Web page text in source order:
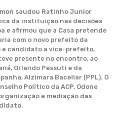
saudou Ratinho Junior
da instituição nas decisões
e afirmou que a Casa pretende
com o novo prefeito da
candidato a vice-prefeito,
presente no encontro, ao
Orlando Pessuti e da
Alzimara Bacellar (PPL). O
Político da ACP, Odone
e mediação das